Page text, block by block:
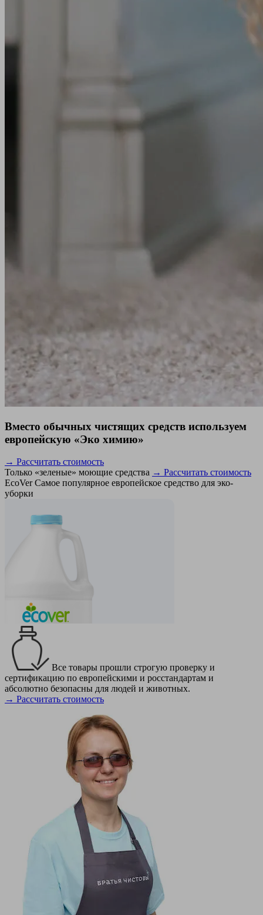
Вместо обычных чистящих средств используем
европейскую «Эко химию»
→ Рассчитать стоимость
Только «зеленые» моющие средства → Рассчитать стоимость
EcoVer Самое популярное европейское средство для эко-
уборки
Все товары прошли строгую проверку и
сертификацию по европейскими и росстандартам и
абсолютно безопасны для людей и животных.
→ Рассчитать стоимость